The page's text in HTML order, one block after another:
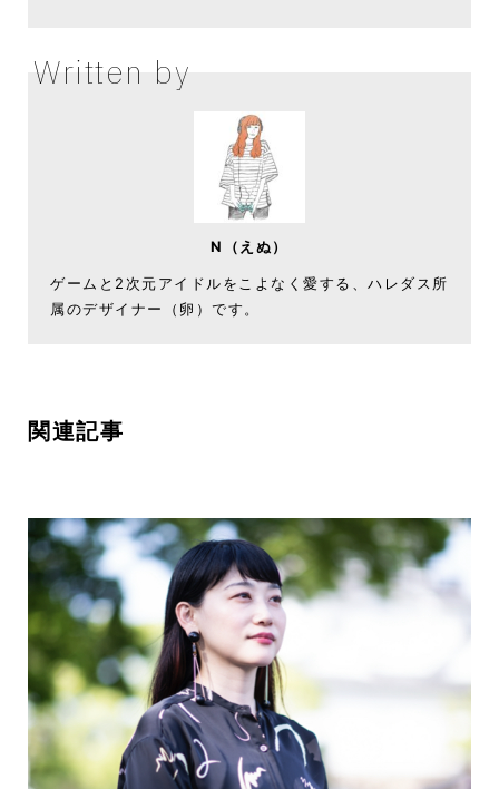
Written by
N（えぬ）
ゲームと2次元アイドルをこよなく愛する、ハレダス所
属のデザイナー（卵）です。
関連記事